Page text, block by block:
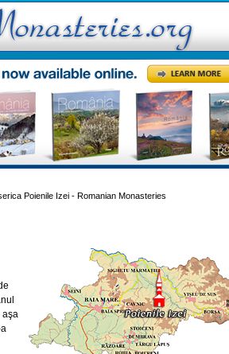
Poienile Izei - Romanian Monasteries
aşa